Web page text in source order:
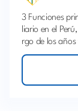
3 Funciones
liario en el
rgo de los